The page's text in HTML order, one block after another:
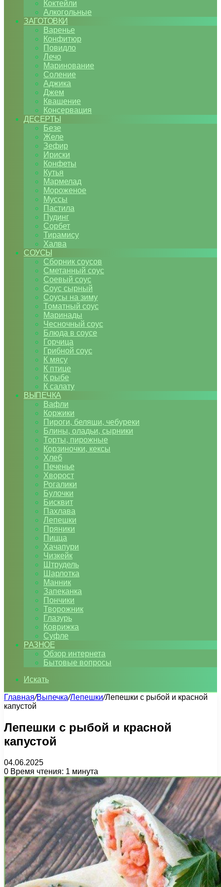
Коктейли
Алкогольные
ЗАГОТОВКИ
Варенье
Конфитюр
Повидло
Лечо
Маринование
Соление
Аджика
Джем
Квашение
Консервация
ДЕСЕРТЫ
Безе
Желе
Зефир
Ириски
Конфеты
Кутья
Мармелад
Мороженое
Муссы
Пастила
Пудинг
Сорбет
Тирамису
Халва
СОУСЫ
Сборник соусов
Сметанный соус
Соевый соус
Соус сырный
Соусы на зиму
Томатный соус
Маринады
Чесночный соус
Блюда в соусе
Горчица
Грибной соус
К мясу
К птице
К рыбе
К салату
ВЫПЕЧКА
Вафли
Коржики
Пироги, беляши, чебуреки
Блины, оладьи, сырники
Торты, пирожные
Корзиночки, кексы
Хлеб
Печенье
Хворост
Рогалики
Булочки
Бисквит
Пахлава
Лепешки
Пряники
Пицца
Хачапури
Чизкейк
Штрудель
Шарлотка
Манник
Запеканка
Пончики
Творожник
Глазурь
Коврижка
Суфле
РАЗНОЕ
Обзор интернета
Бытовые вопросы
Искать
Главная/Выпечка/Лепешки/Лепешки с рыбой и красной
капустой
Лепешки с рыбой и красной
капустой
04.06.2025
0 Время чтения: 1 минута